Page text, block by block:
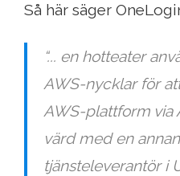
Så här säger
“... en hotteater
AWS-nycklar för
AWS-plattform via
värd med en
tjänsteleverantör i